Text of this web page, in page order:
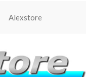
Alexstore